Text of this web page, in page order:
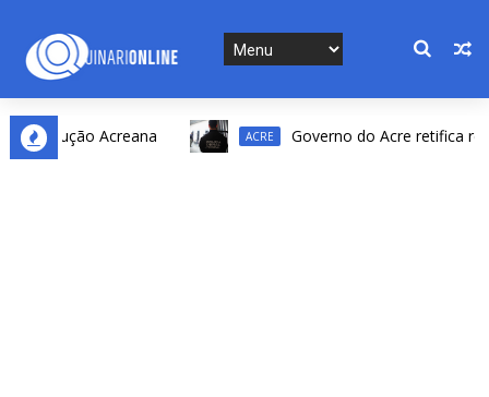
Acreana ACRE Governo do Acre retifica